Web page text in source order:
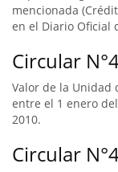
mencionada
en el Diario Oficial
Circular
Valor de la Unidad
entre el 1 enero
2010.
Circular